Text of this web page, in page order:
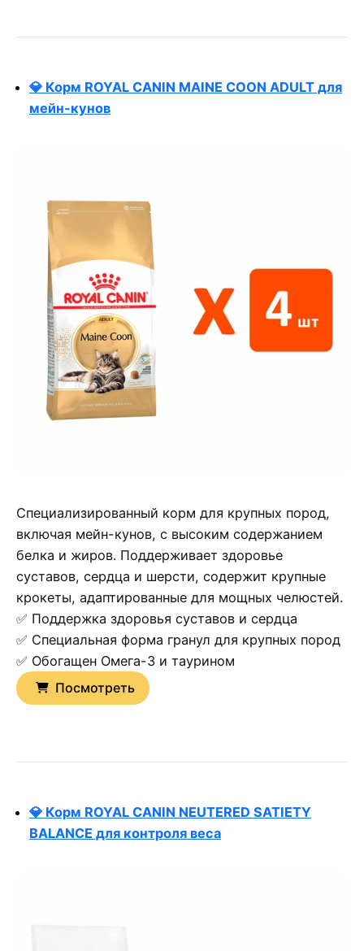
💎 Корм ROYAL CANIN MAINE COON ADULT для
мейн-кунов
Специализированный корм для крупных пород,
включая мейн-кунов, с высоким содержанием
белка и жиров. Поддерживает здоровье
суставов, сердца и шерсти, содержит крупные
крокеты, адаптированные для мощных челюстей.
✅ Поддержка здоровья суставов и сердца
✅ Специальная форма гранул для крупных пород
✅ Обогащен Омега-3 и таурином
Посмотреть
💎 Корм ROYAL CANIN NEUTERED SATIETY
BALANCE для контроля веса